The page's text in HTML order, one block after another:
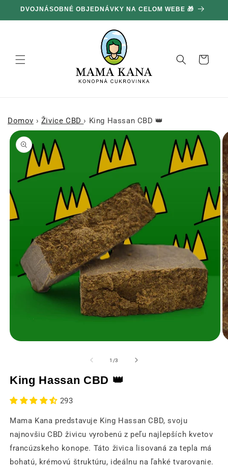
a prejsť
na obsah
DVOJNÁSOBNÉ OBJEDNÁVKY NA CELOM WEBE 🎁
Košík
Domov › Živice CBD › King Hassan CBD 👑
Prejsť na
informácie
o produkte
modálnom
okne
1 /z3
King Hassan CBD 👑
293
Mama Kana predstavuje King Hassan CBD, svoju
najnovšiu CBD živicu vyrobenú z peľu najlepších kvetov
francúzskeho konope. Táto živica lisovaná za tepla má
bohatú, krémovú štruktúru, ideálnu na ľahké tvarovanie.